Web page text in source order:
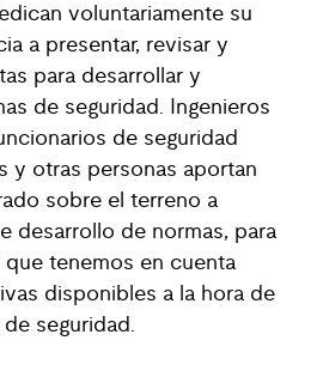
voluntariamente su
a presentar, revisar y
para desarrollar y
de seguridad. Ingenieros
de seguridad
y otras personas aportan
sobre el terreno a
desarrollo de normas, para
que tenemos en cuenta
disponibles a la hora de
seguridad.